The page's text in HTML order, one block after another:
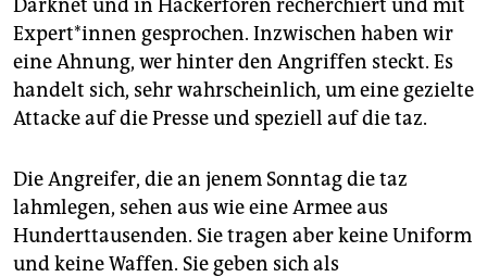
Darknet und in Hackerforen recherchiert und mit
Ex­per­t*in­nen gesprochen. Inzwischen haben wir
eine Ahnung, wer hinter den Angriffen steckt. Es
handelt sich, sehr wahrscheinlich, um eine gezielte
Attacke auf die Presse und speziell auf die taz.
Die Angreifer, die an jenem Sonntag die taz
lahmlegen, sehen aus wie eine Armee aus
Hunderttausenden. Sie tragen aber keine Uniform
und keine Waffen. Sie geben sich als